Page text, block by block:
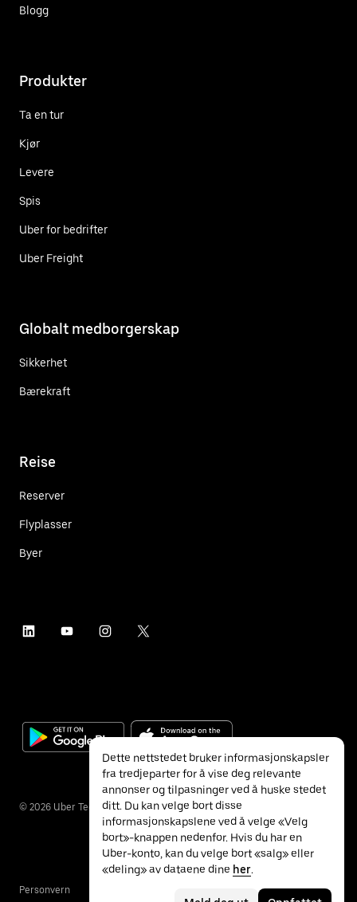
Blogg
Produkter
Ta en tur
Kjør
Levere
Spis
Uber for bedrifter
Uber Freight
Globalt medborgerskap
Sikkerhet
Bærekraft
Reise
Reserver
Flyplasser
Byer
© 2026 Uber Technologies Inc.
Personvern
Dette nettstedet bruker informasjonskapsler
fra tredjeparter for å vise deg relevante
annonser og tilpasninger ved å huske stedet
ditt. Du kan velge bort disse
informasjonskapslene ved å velge «Velg
bort»-knappen nedenfor. Hvis du har en
Uber-konto, kan du velge bort «salg» eller
«deling» av dataene dine her.